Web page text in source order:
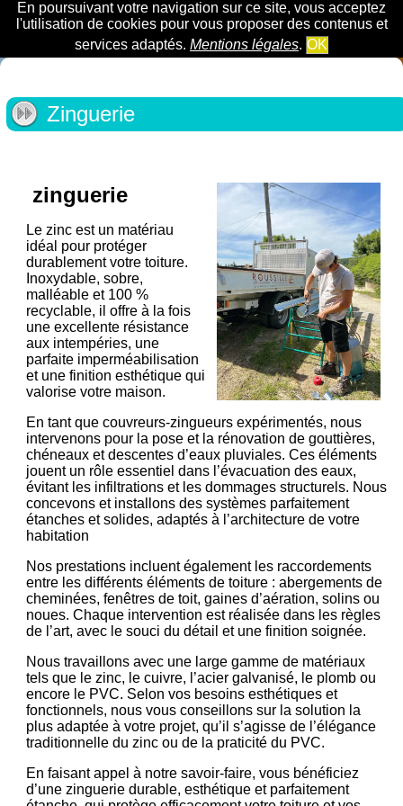
En poursuivant votre navigation sur ce site, vous acceptez
l'utilisation de cookies pour vous proposer des contenus et
services adaptés. Mentions légales. OK
Zinguerie
zinguerie
Le zinc est un matériau
idéal pour protéger
durablement votre toiture.
Inoxydable, sobre,
malléable et 100 %
recyclable, il offre à la fois
une excellente résistance
aux intempéries, une
parfaite imperméabilisation
et une finition esthétique qui
valorise votre maison.
En tant que couvreurs-zingueurs expérimentés, nous
intervenons pour la pose et la rénovation de gouttières,
chéneaux et descentes d’eaux pluviales. Ces éléments
jouent un rôle essentiel dans l’évacuation des eaux,
évitant les infiltrations et les dommages structurels. Nous
concevons et installons des systèmes parfaitement
étanches et solides, adaptés à l’architecture de votre
habitation
Nos prestations incluent également les raccordements
entre les différents éléments de toiture : abergements de
cheminées, fenêtres de toit, gaines d’aération, solins ou
noues. Chaque intervention est réalisée dans les règles
de l’art, avec le souci du détail et une finition soignée.
Nous travaillons avec une large gamme de matériaux
tels que le zinc, le cuivre, l’acier galvanisé, le plomb ou
encore le PVC. Selon vos besoins esthétiques et
fonctionnels, nous vous conseillons sur la solution la
plus adaptée à votre projet, qu’il s’agisse de l’élégance
traditionnelle du zinc ou de la praticité du PVC.
En faisant appel à notre savoir-faire, vous bénéficiez
d’une zinguerie durable, esthétique et parfaitement